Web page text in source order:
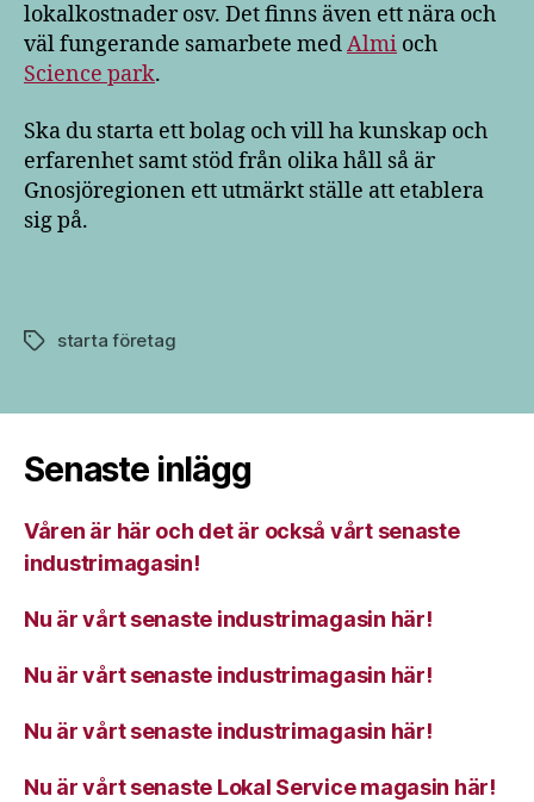
lokalkostnader osv. Det finns även ett nära och
väl fungerande samarbete medAlmi och
Science park.
Ska du starta ett bolag och vill ha kunskap och
erfarenhet samt stöd från olika håll så är
Gnosjöregionen ett utmärkt ställe att etablera
sig på.
Etiketterstarta företag
Senaste inlägg
Våren är här och det är också vårt senaste
industrimagasin!
Nu är vårt senaste industrimagasin här!
Nu är vårt senaste industrimagasin här!
Nu är vårt senaste industrimagasin här!
Nu är vårt senaste Lokal Service magasin här!